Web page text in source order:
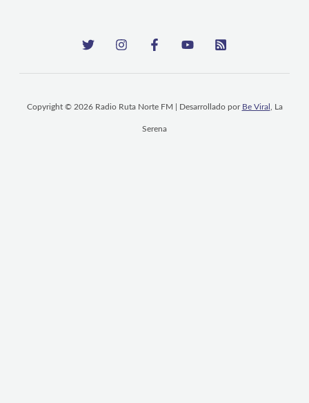
Copyright © 2026 Radio Ruta Norte FM | Desarrollado por Be Viral , La
Serena